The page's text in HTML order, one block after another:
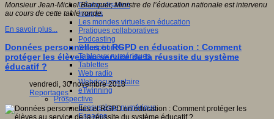
Géolocalisation
Images
Les mondes virtuels en éducation
Pratiques collaboratives
Podcasting
Smartphones
Tableaux numériques
Tablettes
Web radio
Webdocumentaire
eTwinning
Prospective
Ecosystème numérique
Espaces
Monsieur Jean-Michel Blanquer, Ministre de l’éducation nationale est intervenu
au cours de cette table ronde.
En savoir plus...
Données personnelles et RGPD en éducation : Comment
protéger les élèves au service de la réussite du système
éducatif ?
vendredi, 30 novembre 2018
Reportages